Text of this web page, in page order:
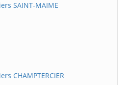
SAINT-MAIME
CHAMPTERCIER